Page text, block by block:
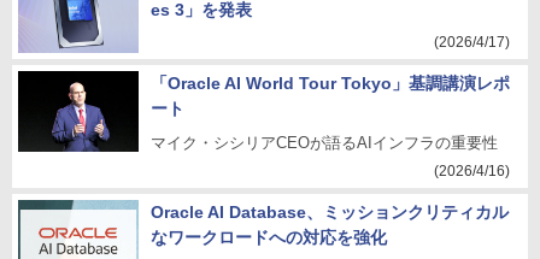
es 3」を発表
(2026/4/17)
「Oracle AI World Tour Tokyo」基調講演レポ
ート
マイク・シシリアCEOが語るAIインフラの重要性
(2026/4/16)
Oracle AI Database、ミッションクリティカル
なワークロードへの対応を強化